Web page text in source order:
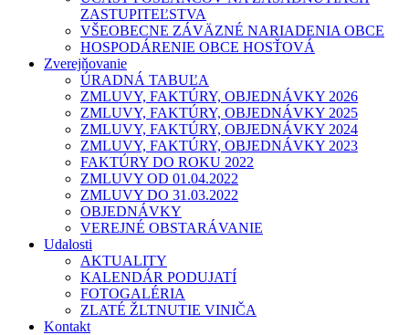
ZASTUPITEĽSTVA
VŠEOBECNE ZÁVÄZNÉ NARIADENIA OBCE
HOSPODÁRENIE OBCE HOSŤOVÁ
Zverejňovanie
ÚRADNÁ TABUĽA
ZMLUVY, FAKTÚRY, OBJEDNÁVKY 2026
ZMLUVY, FAKTÚRY, OBJEDNÁVKY 2025
ZMLUVY, FAKTÚRY, OBJEDNÁVKY 2024
ZMLUVY, FAKTÚRY, OBJEDNÁVKY 2023
FAKTÚRY DO ROKU 2022
ZMLUVY OD 01.04.2022
ZMLUVY DO 31.03.2022
OBJEDNÁVKY
VEREJNÉ OBSTARÁVANIE
Udalosti
AKTUALITY
KALENDÁR PODUJATÍ
FOTOGALÉRIA
ZLATÉ ŽLTNUTIE VINIČA
Kontakt